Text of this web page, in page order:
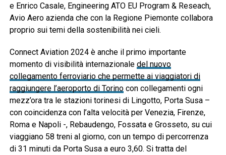
e Enrico Casale, Engineering ATO EU Program & Reseach,
Avio Aero azienda che con la Regione Piemonte collabora
proprio sui temi della sostenibilità nei cieli.
Connect Aviation 2024 è anche il primo importante
momento di visibilità internazionale del nuovo
collegamento ferroviario che permette ai viaggiatori di
raggiungere l’aeroporto di Torinocon collegamenti ogni
mezz’ora tra le stazioni torinesi di Lingotto, Porta Susa –
con coincidenza con l’alta velocità per Venezia, Firenze,
Roma e Napoli -, Rebaudengo, Fossata e Grosseto, su cui
viaggiano 58 treni al giorno, con un tempo di percorrenza
di 31 minuti da Porta Susa a euro 3,60. Si tratta del